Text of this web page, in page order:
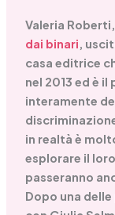
Valeria
dai binari ,
casa editrice
nel 2013 ed è
interamente
in realtà è
esplorare il loro
passeranno
Dopo una